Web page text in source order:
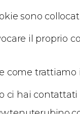
sono
il proprio
come
ci hai